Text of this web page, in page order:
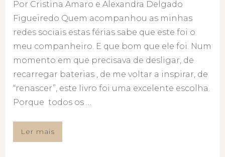
Por Cristina Amaro e Alexandra Delgado
Figueiredo Quem acompanhou as minhas
redes sociais estas férias sabe que este foi o
meu companheiro. E que bom que ele foi. Num
momento em que precisava de desligar, de
recarregar baterias , de me voltar a inspirar, de
“renascer”, este livro foi uma excelente escolha.
Porque todos os …
Ler mais